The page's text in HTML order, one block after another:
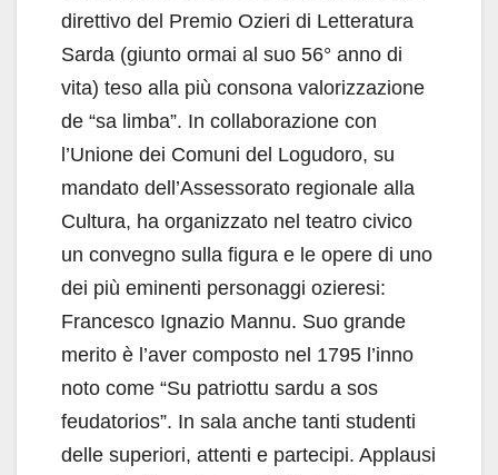
direttivo del Premio Ozieri di Letteratura
Sarda (giunto ormai al suo 56° anno di
vita) teso alla più consona valorizzazione
de “sa limba”. In collaborazione con
l’Unione dei Comuni del Logudoro, su
mandato dell’Assessorato regionale alla
Cultura, ha organizzato nel teatro civico
un convegno sulla figura e le opere di uno
dei più eminenti personaggi ozieresi:
Francesco Ignazio Mannu. Suo grande
merito è l’aver composto nel 1795 l’inno
noto come “Su patriottu sardu a sos
feudatorios”. In sala anche tanti studenti
delle superiori, attenti e partecipi. Applausi